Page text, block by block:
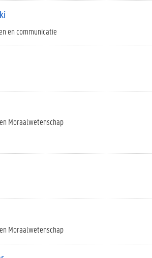
en communicatie
Moraalwetenschap
Moraalwetenschap